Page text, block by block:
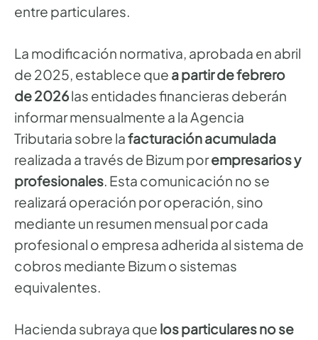
entre particulares.
La modificación normativa, aprobada en abril
de 2025, establece que a partir de febrero
de 2026las entidades financieras deberán
informar mensualmente a la Agencia
Tributaria sobre lafacturación acumulada
realizada a través de Bizum porempresarios y
profesionales. Esta comunicación no se
realizará operación por operación, sino
mediante un resumen mensual por cada
profesional o empresa adherida al sistema de
cobros mediante Bizum o sistemas
equivalentes.
Hacienda subraya que los particulares no se